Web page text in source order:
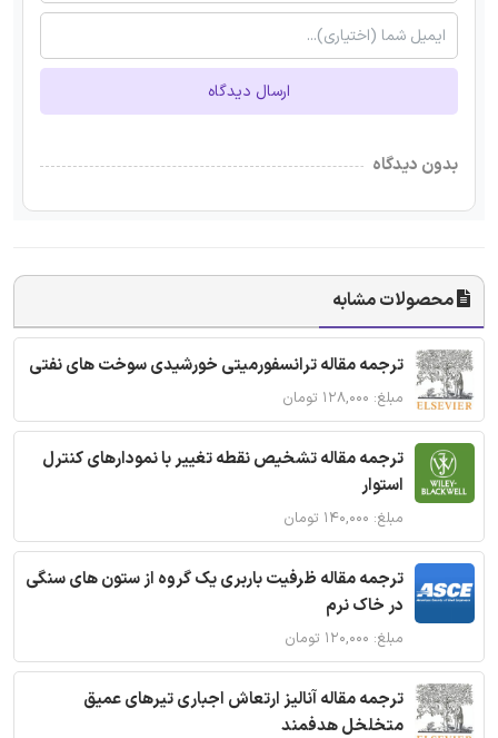
ارسال دیدگاه
بدون دیدگاه
محصولات مشابه
ترجمه مقاله ترانسفورمیتی خورشیدی سوخت های نفتی
مبلغ: ۱۲۸,۰۰۰ تومان
ترجمه مقاله تشخیص نقطه تغییر با نمودارهای کنترل
استوار
مبلغ: ۱۴۰,۰۰۰ تومان
ترجمه مقاله ظرفیت باربری یک گروه از ستون های سنگی
در خاک نرم
مبلغ: ۱۲۰,۰۰۰ تومان
ترجمه مقاله آنالیز ارتعاش اجباری تیرهای عمیق
متخلخل هدفمند